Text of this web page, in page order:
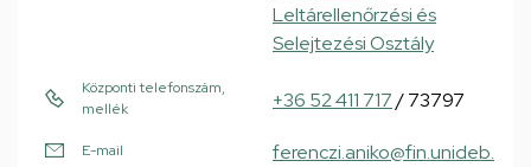
Leltárellenőrzési és
Selejtezési Osztály
Központi telefonszám,
mellék
+36 52 411 717/ 73797
E-mail
ferenczi.aniko@fin.unideb.